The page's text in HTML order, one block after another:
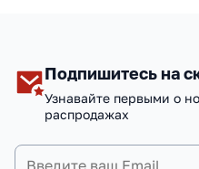
Подпишитесь на
Узнавайте первыми о
распродажах